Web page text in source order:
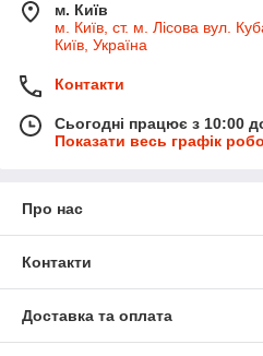
м. Київ
м. Київ, ст. м. Лісова вул.
Київ, Україна
Контакти
Сьогодні працює з 10:00
Показати весь графік
Про нас
Контакти
Доставка та оплата